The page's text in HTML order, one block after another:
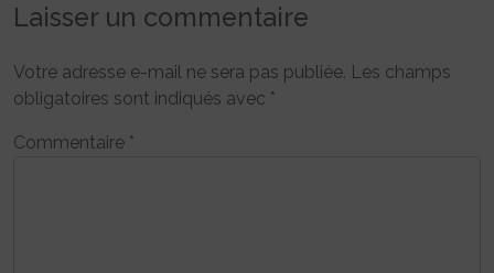
Laisser un commentaire
Votre adresse e-mail ne sera pas publiée. Les champs
obligatoires sont indiqués avec *
Commentaire *